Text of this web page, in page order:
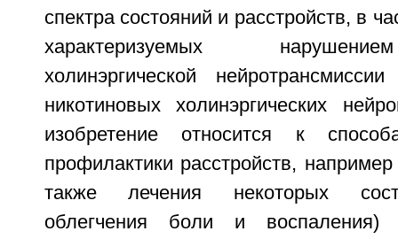
спектра состояний и расстройств, в
характеризуемых
холинэргической
никотиновых холинэргических
изобретение относится к
профилактики расстройств,
также лечения некоторых
облегчения боли и воспаления)